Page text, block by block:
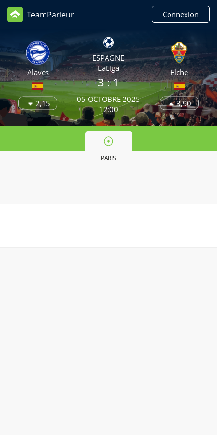
TeamParieur Connexion
Alaves
2,15
ESPAGNE
LaLiga
3: 1
05 OCTOBRE 2025
12:00
Elche
3,90
PARIS